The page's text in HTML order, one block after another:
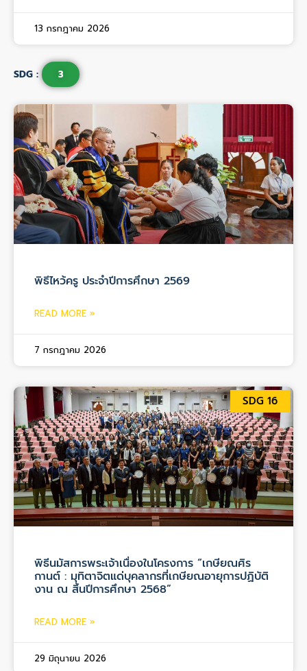
13 กรกฎาคม 2026
SDG : 3
พิธีไหว้ครู ประจำปีการศึกษา 2569
READ MORE »
7 กรกฎาคม 2026
SDG 16
พิธีนมัสการพระเจ้าเนื่องในโครงการ “เกษียณศิร
กานต์ : มุทิตาจิตแด่บุคลากรที่เกษียณอายุการปฏิบัติ
งาน ณ สิ้นปีการศึกษา 2568”
READ MORE »
29 มิถุนายน 2026